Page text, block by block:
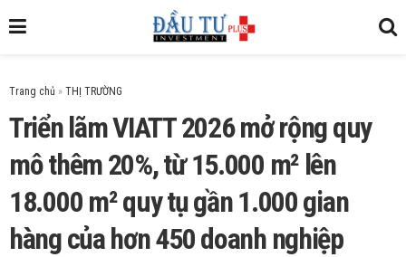
Trang chủ »
Triển lãm VIATT 2026 mở rộng quy
mô thêm 20%, từ 15.000 m² lên
18.000 m² quy tụ gần 1.000 gian
hàng của hơn 450 doanh nghiệp